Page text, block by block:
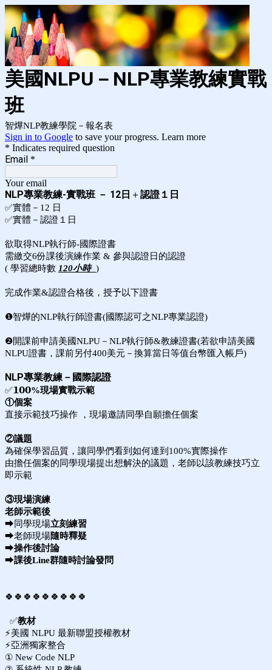
美國NLPU－NLP專業教練實戰
班
智燁NLP教練學院－報名表
Sign in to Google to save your progress. Learn more
* Indicates required question
Email *
Your email
NLP專業教練-實戰班 － 12日 ＋認證１日
✅實體－12 日
✅實體－認證１日
欲取得NLP執行師-國際證書
需繳交6份課後演練作業 & 參與認證日的認證
( 學習總時數 120小時 )
完成作業&認證合格後，授予以下證書
❶智燁的NLP執行師證書(國際認可之NLP專業認證)
❷開課前申請美國NLPU－NLP執行師&教練證書(若欲申請美國
NLPU證書，課前另付400美元－換算當日等值台幣匯入帳戶)
NLP專業教練－國際認證
✅𝟭𝟬𝟬%現場實戰示範
①個案
直接示範技巧操作 ，現場邀請同學自願擔任個案
②議題
為確保學習品質，讓同學們看到如何達到100%實際操作
由擔任個案的同學現場提出想解決的議題，老師以該教練技巧立
即示範
③現場演練
老師示範後
⮕同學現場立刻練習
⮕老師現場隨時釋疑
⮕操作後討論
⮕課後Line群隨時討論發問
🍀🍀🍀🍀🍀🍀🍀🍀🍀
✅教材
⚡美國 NLPU 最新聯盟授權教材
⚡亞洲獨家整合
① New Code NLP